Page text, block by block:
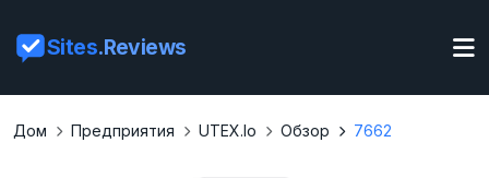
Sites.Reviews
Дом Предприятия UTEX.io Обзор 7662